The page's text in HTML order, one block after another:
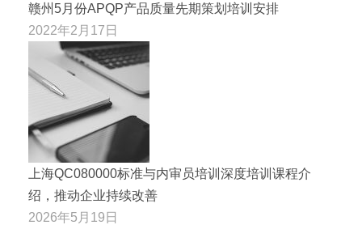
赣州5月份APQP产品质量先期策划培训安排
2022年2月17日
上海QC080000标准与内审员培训深度培训课程介
绍，推动企业持续改善
2026年5月19日